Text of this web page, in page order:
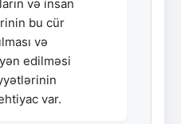
və insan
bu cür
və
edilməsi
var.